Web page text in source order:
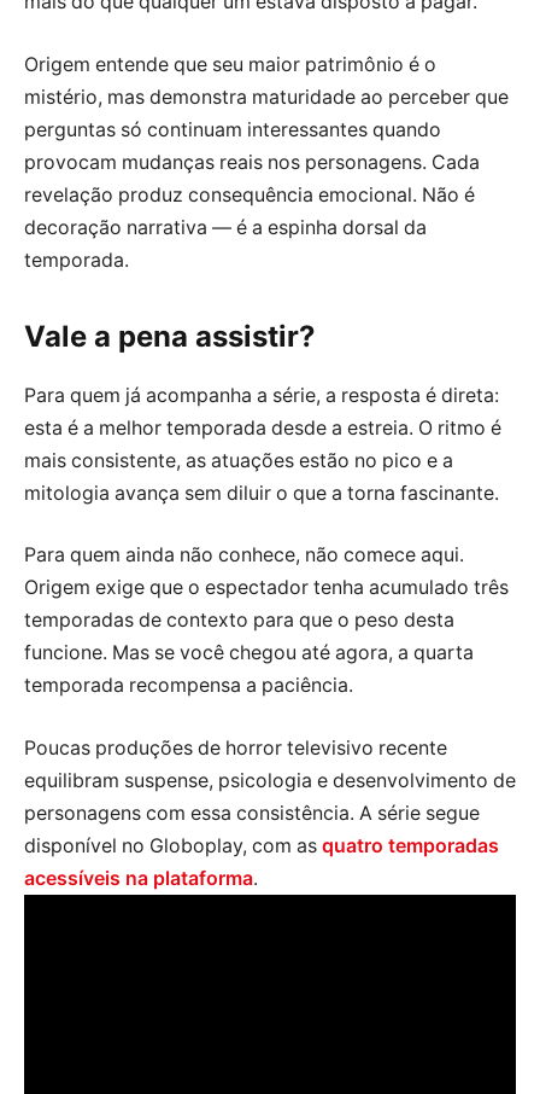
Origem entende que seu maior patrimônio é o
mistério, mas demonstra maturidade ao perceber que
perguntas só continuam interessantes quando
provocam mudanças reais nos personagens. Cada
revelação produz consequência emocional. Não é
decoração narrativa — é a espinha dorsal da
temporada.
Vale a pena assistir?
Para quem já acompanha a série, a resposta é direta:
esta é a melhor temporada desde a estreia. O ritmo é
mais consistente, as atuações estão no pico e a
mitologia avança sem diluir o que a torna fascinante.
Para quem ainda não conhece, não comece aqui.
Origem exige que o espectador tenha acumulado três
temporadas de contexto para que o peso desta
funcione. Mas se você chegou até agora, a quarta
temporada recompensa a paciência.
Poucas produções de horror televisivo recente
equilibram suspense, psicologia e desenvolvimento de
personagens com essa consistência. A série segue
disponível no Globoplay, com as quatro temporadas
acessíveis na plataforma.